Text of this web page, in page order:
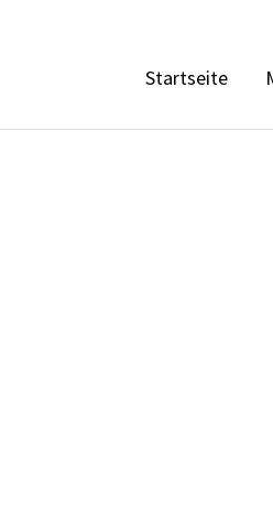
Startseite